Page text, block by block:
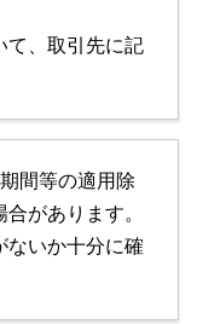
て、取引先に記
間等の適用除
があります。
ないか十分に確